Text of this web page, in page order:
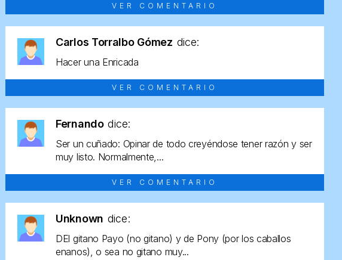
VER COMENTARIO
Carlos Torralbo Gómez dice:
Hacer una Enricada
VER COMENTARIO
Fernando dice:
Ser un cuñado: Opinar de todo creyéndose tener razón y ser
muy listo. Normalmente,...
VER COMENTARIO
Unknown dice:
DEl gitano Payo (no gitano) y de Pony (por los caballos
enanos), o sea no gitano muy...